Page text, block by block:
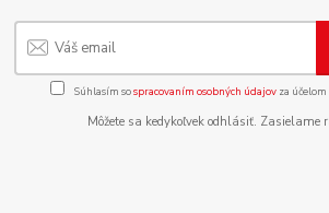
Súhlasím sospracovaním osobných údajov za
Môžete sa kedykoľvek odhlásiť. Zasielame